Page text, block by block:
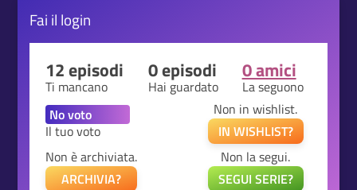
Fai il login
12 episodi
Ti mancano
0 episodi
Hai guardato
0 amici
La seguono
Il tuo voto
Non in wishlist.
IN WISHLIST?
Non è archiviata.
ARCHIVIA?
Non la segui.
SEGUI SERIE?